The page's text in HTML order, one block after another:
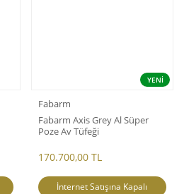
YENİ
Fabarm
Fabarm Axis Grey Al Süper
Poze Av Tüfeği
170.700,00 TL
İnternet Satışına Kapalı